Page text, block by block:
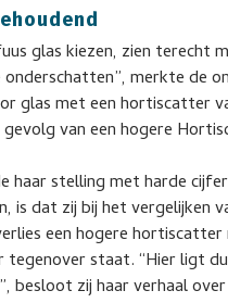
glas kiezen, zien terecht
merkte de
glas met een hortiscatter
van een hogere
haar stelling met harde
is dat zij bij het vergelijken
een hogere
tegenover staat. “Hier ligt
besloot zij haar verhaal